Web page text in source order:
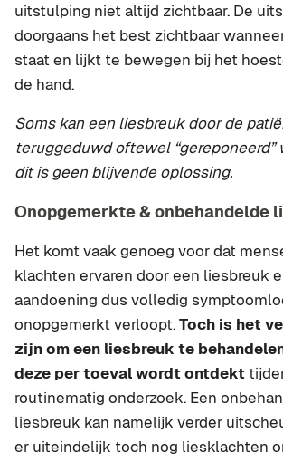
uitstulping niet altijd zichtbaar. De
doorgaans het best zichtbaar
staat en lijkt te bewegen bij het
de hand.
Soms kan een liesbreuk door de
teruggeduwd oftewel “gereponeerd”
dit is geen blijvende oplossing.
Onopgemerkte & onbehandelde
Het komt vaak genoeg voor dat
klachten ervaren door een liesbreuk
aandoening dus volledig
onopgemerkt verloopt.Toch is het
zijn om een liesbreuk te
deze per toeval wordt ontdekt
routinematig onderzoek. Een
liesbreuk kan namelijk verder
er uiteindelijk toch nog liesklachten